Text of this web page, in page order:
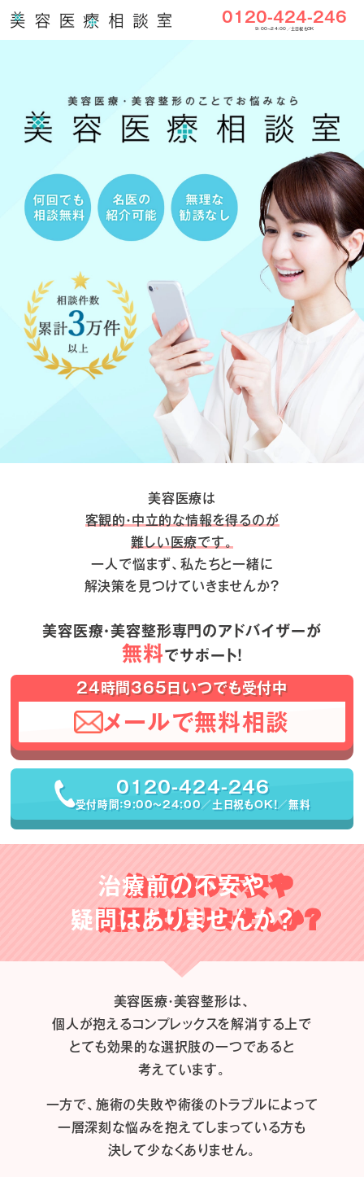
0120-424-246
9:00〜24:00／土日祝もOK
美容医療は
客観的・中立的な情報を得るのが
難しい医療です。
一人で悩まず、私たちと一緒に
解決策を見つけていきませんか？
美容医療・美容整形専門のアドバイザーが
無料でサポート！
24時間365日いつでも受付中
メールで無料相談
0120-424-246
受付時間：9:00〜24:00／土日祝もOK！／無料
治療前の不安や
疑問はありませんか？
美容医療・美容整形は、
個人が抱えるコンプレックスを解消する上で
とても効果的な選択肢の一つであると
考えています。
一方で、施術の失敗や術後のトラブルによって
一層深刻な悩みを抱えてしまっている方も
決して少なくありません。